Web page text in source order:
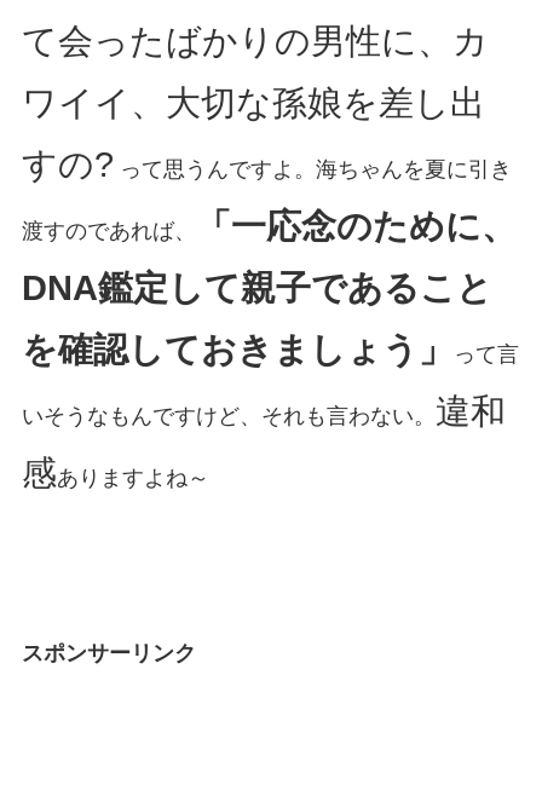
て会ったばかりの男性に、カ
ワイイ、大切な孫娘を差し出
すの? って思うんですよ。海ちゃんを夏に引き
渡すのであれば、
「一応念のために、
DNA鑑定して親子であること
を確認しておきましょう」
って言
いそうなもんですけど、それも言わない。 違和
感ありますよね～
スポンサーリンク